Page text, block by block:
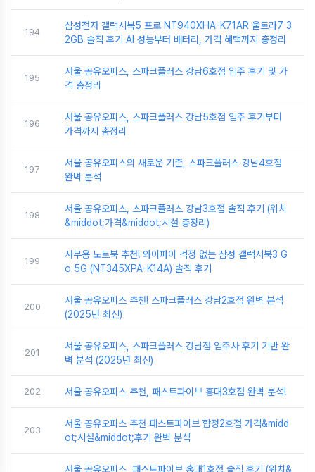
194
삼성전자 갤럭시북5 프로 NT940XHA-K71AR 울트라7 3
2GB 솔직 후기 AI 성능부터 배터리, 가격 혜택까지 총정리
195
서울 공유오피스, 스파크플러스 강남6호점 입주 후기 및 가
격 총정리
196
서울 공유오피스, 스파크플러스 강남5호점 입주 후기부터
가격까지 총정리
197
서울 공유오피스의 새로운 기준, 스파크플러스 강남4호점
완벽 분석
198
서울 공유오피스, 스파크플러스 강남3호점 솔직 후기 (위치
&middot;가격&middot;시설 총정리)
199
사무용 노트북 추천! 와이파이 걱정 없는 삼성 갤럭시북3 G
o 5G (NT345XPA-K14A) 솔직 후기
200
서울 공유오피스 추천! 스파크플러스 강남2호점 완벽 분석
(2025년 최신)
201
서울 공유오피스, 스파크플러스 강남점 입주사 후기 기반 완
벽 분석 (2025년 최신)
202 서울 공유오피스 추천, 패스트파이브 홍대3호점 완벽 분석!
203
서울 공유오피스 추천 패스트파이브 합정2호점 가격&midd
ot;시설&middot;후기 완벽 분석
서울 공유오피스, 패스트파이브 홍대1호점 솔직 후기 (위치&